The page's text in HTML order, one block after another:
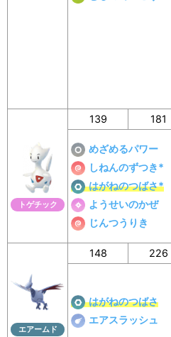
トゲチック
139 181
めざめるパワー
しねんのずつき*
はがねのつばさ*
ようせいのかぜ
じんつうりき
エアームド
148 226
はがねのつばさ
エアスラッシュ